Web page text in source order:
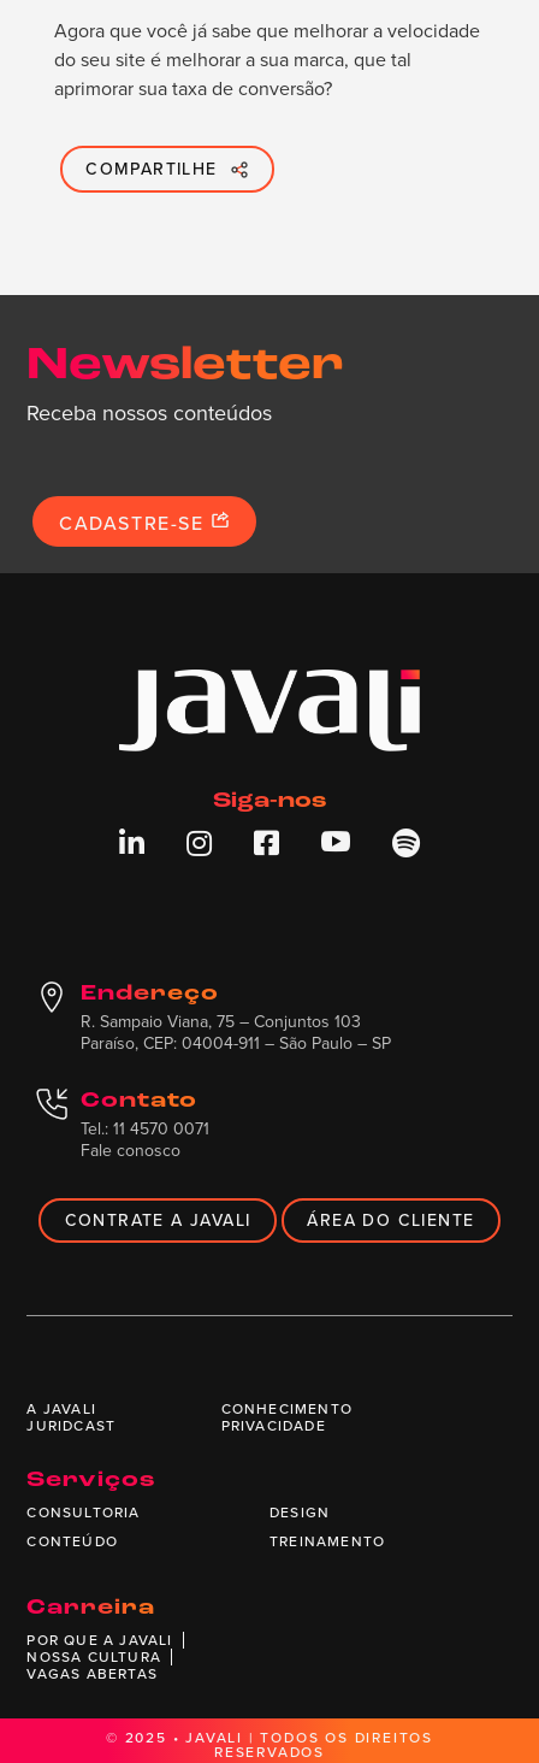
Agora que você já sabe que melhorar a velocidade
do seu site é melhorar a sua marca, que tal
aprimorar sua taxa de conversão?
COMPARTILHE
Newsletter
Receba nossos conteúdos
CADASTRE-SE
Siga-nos
    
Endereço
R. Sampaio Viana, 75 – Conjuntos 103
Paraíso, CEP: 04004-911 – São Paulo – SP
Contato
Tel.: 11 4570 0071
Fale conosco
CONTRATE A JAVALI ÁREA DO CLIENTE
A JAVALI CONHECIMENTO
JURIDCAST PRIVACIDADE
Serviços
CONSULTORIA
DESIGN
CONTEÚDO
TREINAMENTO
Carreira
POR QUE A JAVALI
NOSSA CULTURA
VAGAS ABERTAS
© 2025 • JAVALI | TODOS OS DIREITOS
RESERVADOS